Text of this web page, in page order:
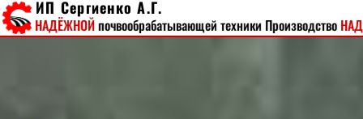
ИП Сергиенко А.Г.
НАДЁЖНОЙпочвообрабатывающей техникиПроизводство